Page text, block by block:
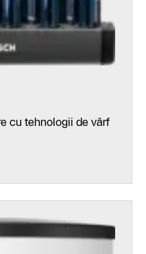
cu tehnologii de vârf